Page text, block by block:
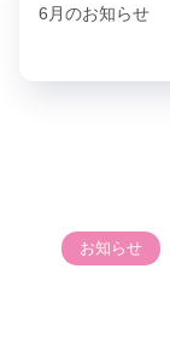
6月のお知らせ
お知らせ